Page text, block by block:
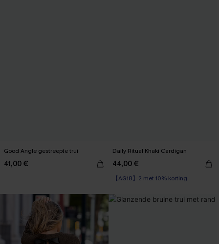
Good Angle gestreepte trui
41,00 €
Daily Ritual Khaki Cardigan
44,00 €
【AG18】2 met 10% korting